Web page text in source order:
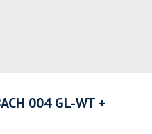
004 GL-WT +